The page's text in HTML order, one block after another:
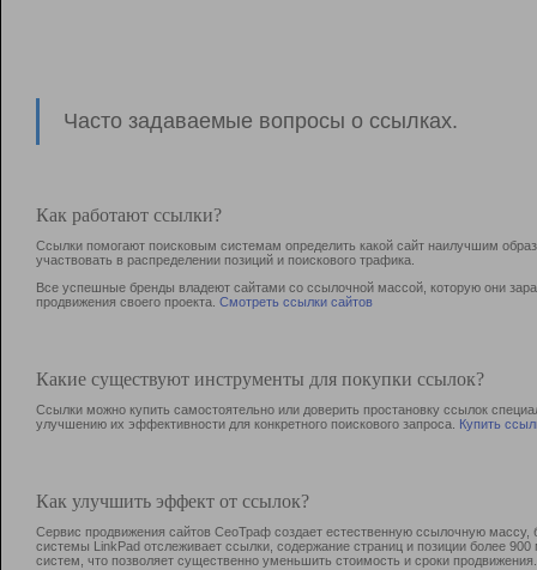
Часто задаваемые вопросы о ссылках.
Как работают ссылки?
Ссылки помогают поисковым системам определить какой сайт наилучшим
участвовать в раcпределении позиций и поискового трафика.
Все успешные бренды владеют сайтами со ссылочной массой, которую они
продвижения своего проекта. Смотреть ссылки сайтов
Какие существуют инструменты для покупки ссылок?
Ссылки можно купить самостоятельно или доверить простановку ссылок
улучшению их эффективности для конкретного поискового запроса. Купить
Как улучшить эффект от ссылок?
Сервис продвижения сайтов СеоТраф создает естественную ссылочную
системы LinkPad отслеживает ссылки, содержание страниц и позиции более
систем, что позволяет существенно уменьшить стоимость и сроки продвижения.